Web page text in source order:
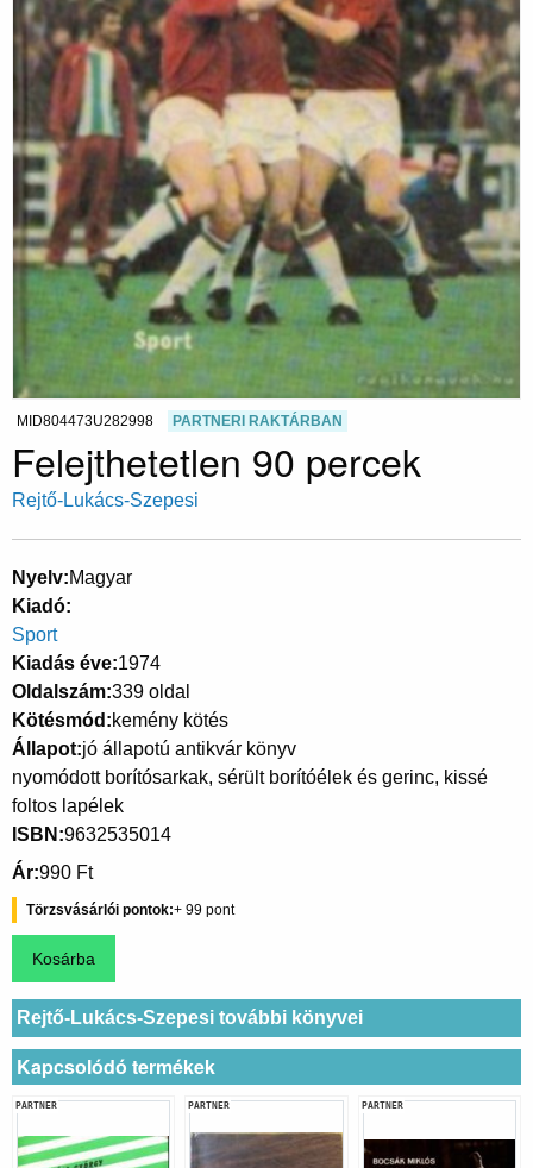
MID804473U282998 PARTNERI RAKTÁRBAN
Felejthetetlen 90 percek
Rejtő-Lukács-Szepesi
Nyelv Magyar
Kiadó
Sport
Kiadás éve 1974
Oldalszám 339 oldal
Kötésmód kemény kötés
Állapot jó állapotú antikvár könyv
nyomódott borítósarkak, sérült borítóélek és gerinc, kissé
foltos lapélek
ISBN 9632535014
Ár 990 Ft
Törzsvásárlói pontok 99
Rejtő-Lukács-Szepesi további könyvei
Kapcsolódó termékek
PARTNER PARTNER PARTNER